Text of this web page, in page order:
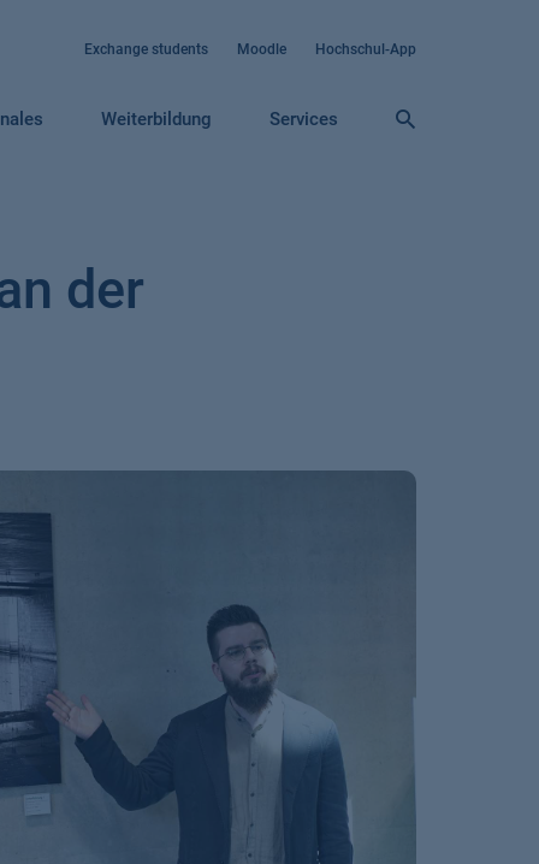
Exchange students Moodle Hochschul-App
Weiterbildung Services
der